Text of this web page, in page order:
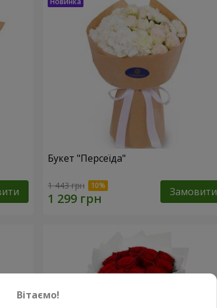
Букет "Персеїда"
1 443 грн Замовити
Вітаємо!